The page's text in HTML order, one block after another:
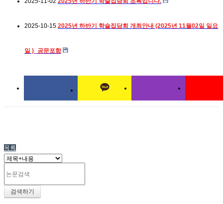
2025-10-15 2025년 하반기 학술집담회 개최안내 (2025년 11월02일 일요
일 )_공문포함
목록
검색하기